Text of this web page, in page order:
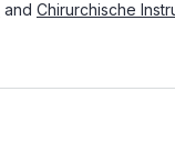
and Chirurchische